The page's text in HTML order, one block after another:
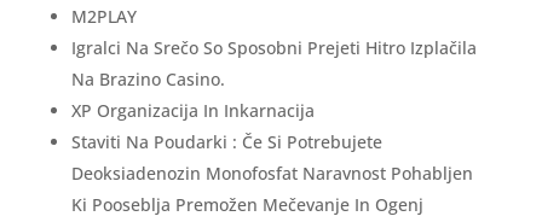
M2PLAY
Igralci Na Srečo So Sposobni Prejeti Hitro Izplačila
Na Brazino Casino.
XP Organizacija In Inkarnacija
Staviti Na Poudarki : Če Si Potrebujete
Deoksiadenozin Monofosfat Naravnost Pohabljen
Ki Pooseblja Premožen Mečevanje In Ogenj